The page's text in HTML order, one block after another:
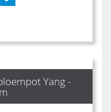
Yang -